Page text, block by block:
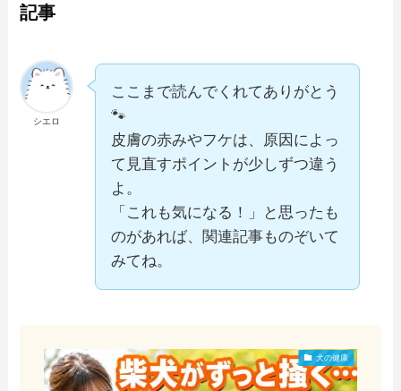
記事
シエロ
ここまで読んでくれてありがとう
🐾
皮膚の赤みやフケは、原因によっ
て見直すポイントが少しずつ違う
よ。
「これも気になる！」と思ったも
のがあれば、関連記事ものぞいて
みてね。
犬の健康